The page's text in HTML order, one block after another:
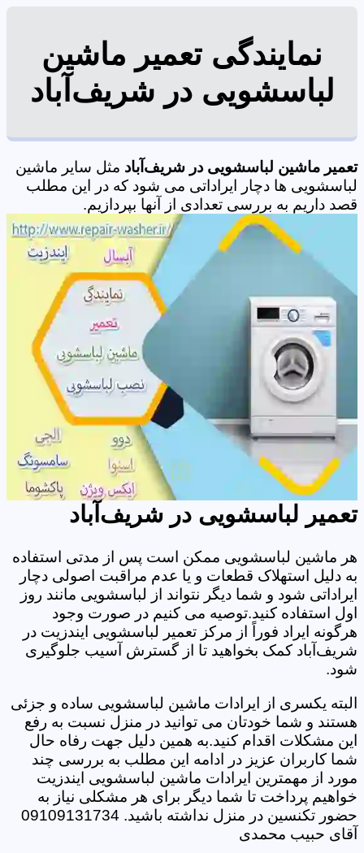
نمایندگی تعمیر ماشین
لباسشویی در شریف‌آباد
تعمیر ماشین لباسشویی در شریف‌آباد مثل سایر ماشین
لباسشویی ها دچار ایراداتی می شود که در این مطلب
قصد داریم به بررسی تعدادی از آنها بپردازیم.
تعمیر لباسشویی در شریف‌آباد
هر ماشین لباسشویی ممکن است پس از مدتی استفاده
به دلیل استهلاک قطعات و یا عدم مراقبت اصولی دچار
ایراداتی شود و شما دیگر نتواند از لباسشویی مانند روز
اول استفاده کنید.توصیه می کنیم در صورت وجود
هرگونه ایراد فوراً از مرکز تعمیر لباسشویی ایندزیت در
شریف‌آباد کمک بخواهید تا از گسترش آسیب جلوگیری
شود.
البته یکسری از ایرادات ماشین لباسشویی ساده و جزئی
هستند و شما خودتان می توانید در منزل نسبت به رفع
این مشکلات اقدام کنید.به همین دلیل جهت رفاه حال
شما کاربران عزیز در ادامه این مطلب به بررسی چند
مورد از مهمترین ایرادات ماشین لباسشویی ایندزیت
خواهیم پرداخت تا شما دیگر برای هر مشکلی نیاز به
حضور تکنسین در منزل نداشته باشید. 09109131734
آقای حبیب محمدی